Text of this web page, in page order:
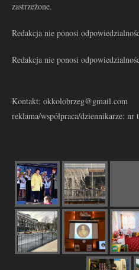
zastrzeżone.
Redakcja nie ponosi
Redakcja nie ponosi
Kontakt: okkolobrzeg@gmail.com
reklama/współpraca/dziennikarze: nr